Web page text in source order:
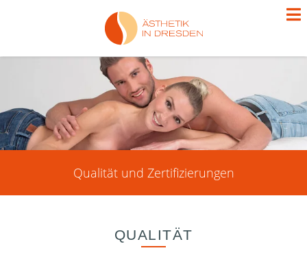
Qualität und Zertifizierungen
QUALITÄT